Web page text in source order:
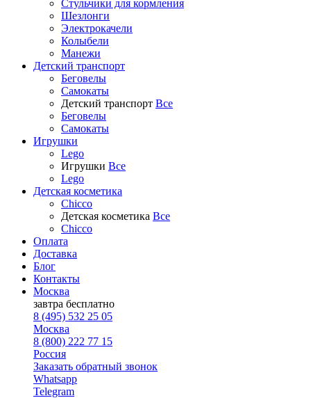
Cтульчики для кормления
Шезлонги
Электрокачели
Колыбели
Манежи
Детский транспорт
Беговелы
Самокаты
Детский транспорт Все
Беговелы
Самокаты
Игрушки
Lego
Игрушки Все
Lego
Детская косметика
Chicco
Детская косметика Все
Chicco
Оплата
Доставка
Блог
Контакты
Москва
завтра бесплатно
8 (495) 532 25 05
Москва
8 (800) 222 77 15
Россия
Заказать обратный звонок
Whatsapp
Telegram